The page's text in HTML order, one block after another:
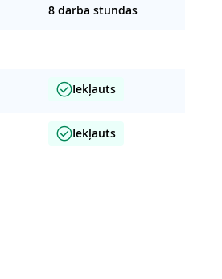
8 darba stundas
Iekļauts
Iekļauts